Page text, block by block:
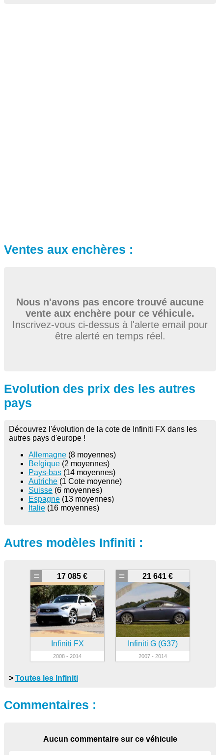
Ventes aux enchères :
Nous n'avons pas encore trouvé aucune
vente aux enchère pour ce véhicule.
Inscrivez-vous ci-dessus à l'alerte email pour
être alerté en temps réel.
Evolution des prix des les autres
pays
Découvrez l'évolution de la cote de Infiniti FX dans les
autres pays d'europe !
Allemagne (8 moyennes)
Belgique (2 moyennes)
Pays-bas (14 moyennes)
Autriche (1 Cote moyenne)
Suisse (6 moyennes)
Espagne (13 moyennes)
Italie (16 moyennes)
Autres modèles Infiniti :
17 085 €
=
Infiniti FX
2008 - 2014
21 641 €
=
Infiniti G (G37)
2007 - 2014
> Toutes les Infiniti
Commentaires :
Aucun commentaire sur ce véhicule